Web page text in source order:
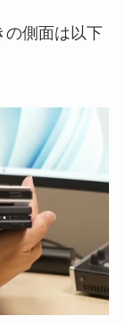
の側面は以下